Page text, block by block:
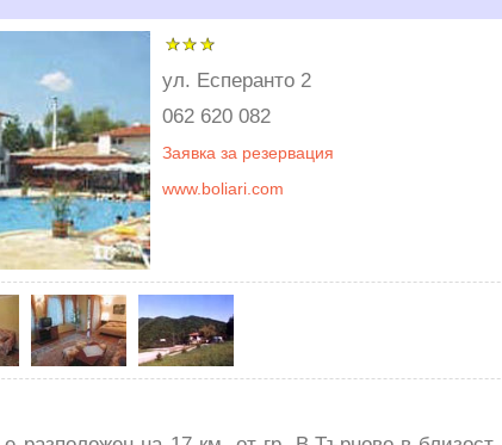
ул. Есперанто 2
062 620 082
Заявка за резервация
www.boliari.com